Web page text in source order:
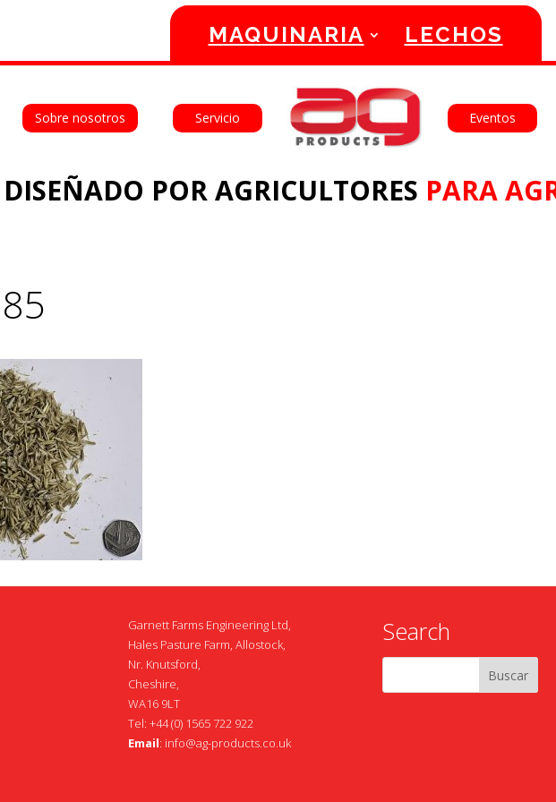
English
Sobre nosotros Servicio Eventos
DISEÑADO POR AGRICULTORES PARA
MAQUINARIA LECHOS
Garnett Farms Engineering Ltd,
Hales Pasture Farm, Allostock,
Nr. Knutsford,
Cheshire,
WA16 9LT
Tel: +44 (0) 1565 722 922
Email: info@ag-products.co.uk
Search